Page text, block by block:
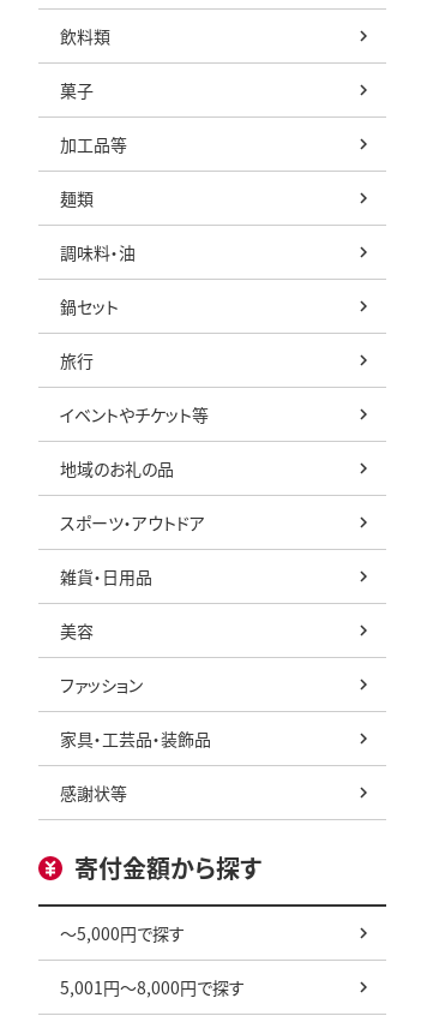
飲料類
菓子
加工品等
麺類
調味料・油
鍋セット
旅行
イベントやチケット等
地域のお礼の品
スポーツ・アウトドア
雑貨・日用品
美容
ファッション
家具・工芸品・装飾品
感謝状等
寄付金額から探す
～5,000円で探す
5,001円～8,000円で探す